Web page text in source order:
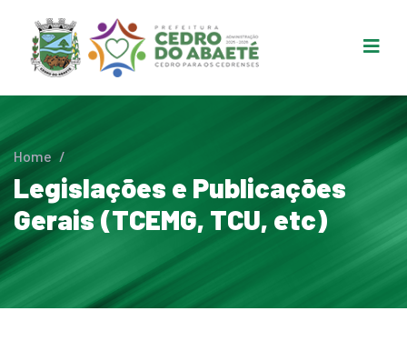
Home /
Legislações e Publicações
Gerais (TCEMG, TCU, etc)